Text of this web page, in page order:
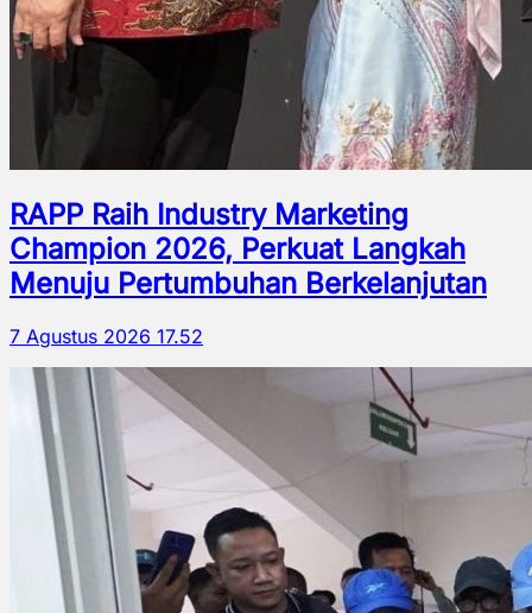
RAPP Raih Industry Marketing
Champion 2026, Perkuat Langkah
Menuju Pertumbuhan Berkelanjutan
7 Agustus 2026 17.52